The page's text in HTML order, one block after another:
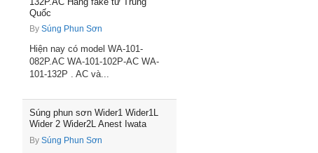
Quốc
By Súng Phun Sơn
Hiện nay có model WA-101-
082P.AC WA-101-102P-AC WA-
101-132P . AC và...
Súng phun sơn Wider1 Wider1L
Wider 2 Wider2L Anest Iwata
By Súng Phun Sơn